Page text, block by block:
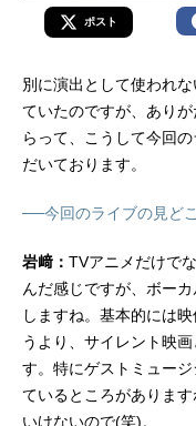
ポスト
別に演出として使われ
ていたのですが、あり
らって、こうして今回
だいております。
──今回のライブの見ど
岩﨑： TVアニメだけで
んだ感じですが、ボー
しますね。基本的には
うより、サイレント映
す。特にゲストミュー
ているところがありま
いけないので(笑)。